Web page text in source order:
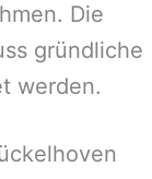
Die
gründliche
werden.